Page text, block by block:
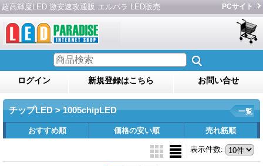
超高輝度LED 激安速攻通販 エルパラ LED販売 PCサイト
ログイン 新規登録はこちら お問い合せ
チップLED > 1005chipLED 一覧
おすすめ順 価格の安い順 売れ筋順
表示件数: